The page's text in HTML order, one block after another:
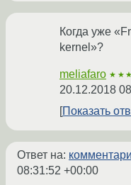
Когда уже
kernel»?
meliafaro
20.12.2018
Показать
Ответ на:
08:31:52 +00:00